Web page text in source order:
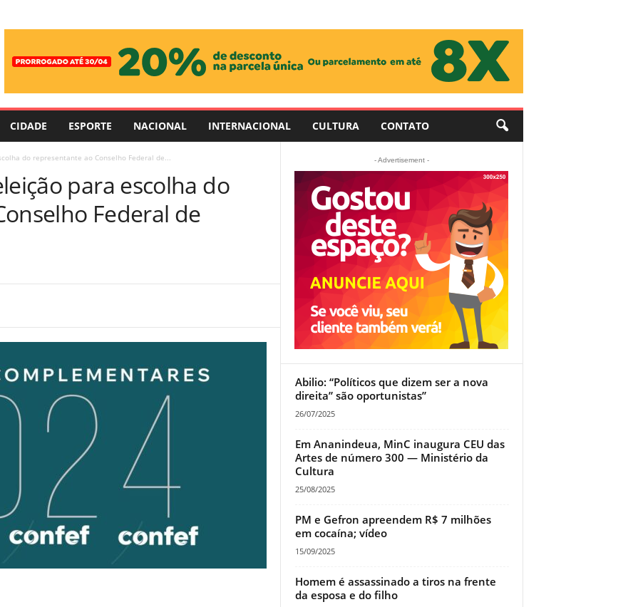
CIDADE ESPORTE NACIONAL INTERNACIONAL CULTURA CONTATO
do representante ao Conselho Federal de...
para escolha do
Federal de
- Advertisement -
Abilio: “Políticos que dizem ser a nova
direita” são oportunistas”
26/07/2025
Em Ananindeua, MinC inaugura CEU das
Artes de número 300 — Ministério da
Cultura
25/08/2025
PM e Gefron apreendem R$ 7 milhões
em cocaína; vídeo
15/09/2025
Homem é assassinado a tiros na frente
da esposa e do filho